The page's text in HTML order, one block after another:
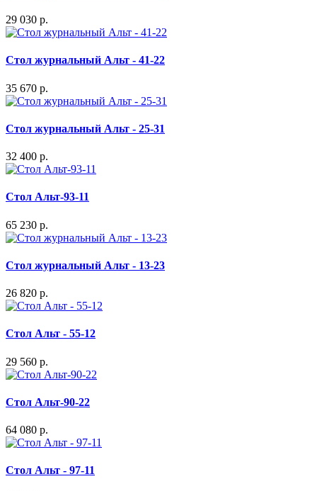
29 030 р.
Стол журнальный Альт - 41-22
35 670 р.
Стол журнальный Альт - 25-31
32 400 р.
Стол Альт-93-11
65 230 р.
Стол журнальный Альт - 13-23
26 820 р.
Стол Альт - 55-12
29 560 р.
Стол Альт-90-22
64 080 р.
Стол Альт - 97-11